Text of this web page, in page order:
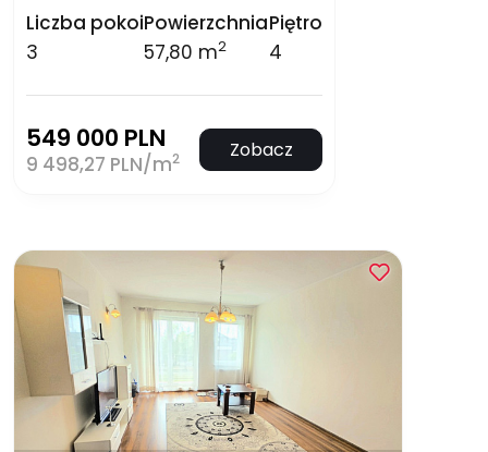
Liczba pokoi
3
Powierzchnia
57,80 m2
Piętro
4
549 000 PLN
9 498,27 PLN/m2 Zobacz